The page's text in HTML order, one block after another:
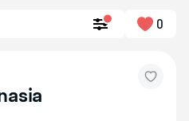
0